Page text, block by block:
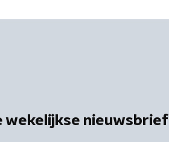
wekelijkse nieuwsbrief